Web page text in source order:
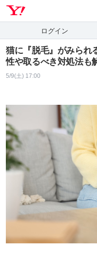
ログイン
猫に『脱毛』がみら
性や取るべき対処法も
5/9(土) 17:00